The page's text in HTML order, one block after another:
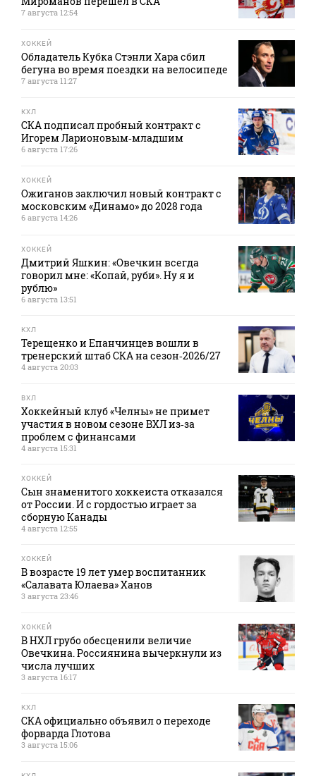
7 августа 12:54
ХОККЕЙ
Обладатель Кубка Стэнли Хара сбил
бегуна во время поездки на велосипеде
7 августа 11:27
КХЛ
СКА подписал пробный контракт с
Игорем Ларионовым‑младшим
6 августа 17:26
ХОККЕЙ
Ожиганов заключил новый контракт с
московским «Динамо» до 2028 года
6 августа 14:26
ХОККЕЙ
Дмитрий Яшкин: «Овечкин всегда
говорил мне: «Копай, руби». Ну я и
рублю»
6 августа 13:51
КХЛ
Терещенко и Епанчинцев вошли в
тренерский штаб СКА на сезон‑2026/27
4 августа 20:03
ВХЛ
Хоккейный клуб «Челны» не примет
участия в новом сезоне ВХЛ из‑за
проблем с финансами
4 августа 15:31
ХОККЕЙ
Сын знаменитого хоккеиста отказался
от России. И с гордостью играет за
сборную Канады
4 августа 12:55
ХОККЕЙ
В возрасте 19 лет умер воспитанник
«Салавата Юлаева» Ханов
3 августа 23:46
ХОККЕЙ
В НХЛ грубо обесценили величие
Овечкина. Россиянина вычеркнули из
числа лучших
3 августа 16:17
КХЛ
СКА официально объявил о переходе
форварда Глотова
3 августа 15:06